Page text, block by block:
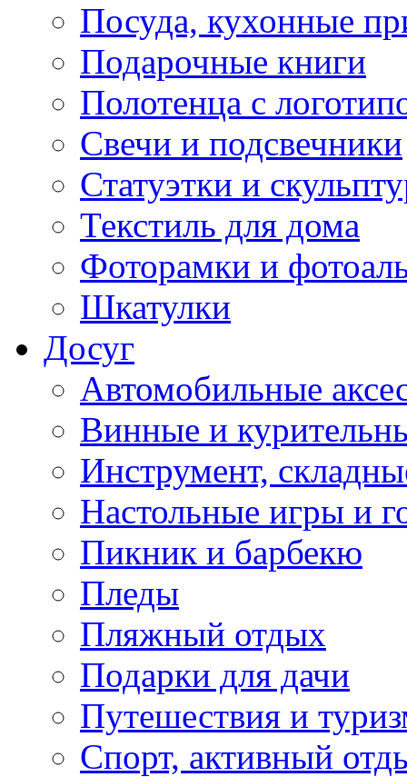
Посуда, кухонные
Подарочные книги
Полотенца с
Свечи и подсвечники
Статуэтки и
Текстиль для дома
Фоторамки и
Шкатулки
Досуг
Автомобильные
Винные и
Инструмент,
Настольные игры и
Пикник и барбекю
Пледы
Пляжный отдых
Подарки для дачи
Путешествия и
Спорт, активный